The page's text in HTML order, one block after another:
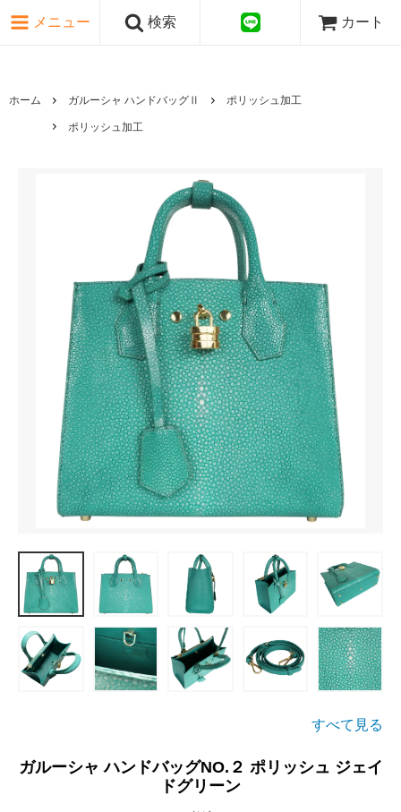
メニュー 検索 カート
ホーム ガルーシャ ハンドバッグⅡ ポリッシュ加工
ポリッシュ加工
すべて見る
ガルーシャ ハンドバッグNO.２ ポリッシュ ジェイ
ドグリーン
ピンク・レッド系
ゴールド・シルバー系
国旗シリーズ
日本伝文様シリーズ